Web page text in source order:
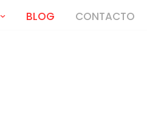
BLOG CONTACTO